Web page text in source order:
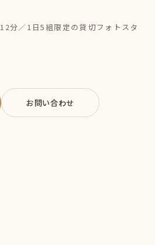
分／1日5組限定の貸切フォトスタ
お問い合わせ